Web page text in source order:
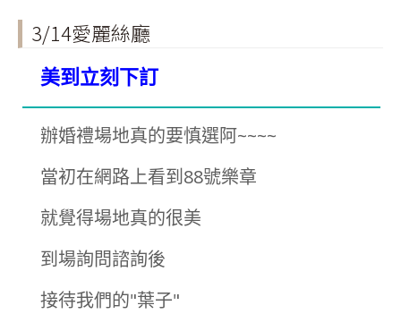
3/14愛麗絲廳
美到立刻下訂
辦婚禮場地真的要慎選阿~~~~
當初在網路上看到88號樂章
就覺得場地真的很美
到場詢問諮詢後
接待我們的"葉子"